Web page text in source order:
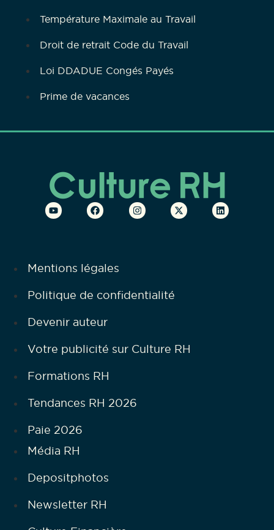
Température Maximale au Travail
Droit de retrait Code du Travail
Loi DDADUE Congés Payés
Prime de vacances
Mentions légales
Politique de confidentialité
Devenir auteur
Votre publicité sur Culture RH
Formations RH
Tendances RH 2026
Paie 2026
Média RH
Depositphotos
Newsletter RH